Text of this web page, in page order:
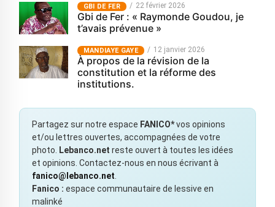
GBI DE FER 22 février 2026
Gbi de Fer : « Raymonde Goudou, je
t’avais prévenue »
MANDIAYE GAYE 12 janvier 2026
À propos de la révision de la
constitution et la réforme des
institutions.
Partagez sur notre espace FANICO*vos opinions
et/ou lettres ouvertes, accompagnées de votre
photo.
Lebanco.net reste ouvert à toutes les idées
et opinions. Contactez-nous en nous écrivant à
fanico@lebanco.net
Fanico : espace communautaire de lessive en
malinké